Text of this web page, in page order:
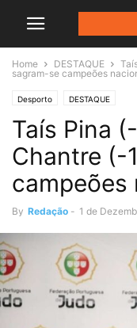
Home DESTAQUE
sagram-se campeões
Desporto DESTAQUE
Taís Pina
Chantre (-
campeões
By Redação - 1 de